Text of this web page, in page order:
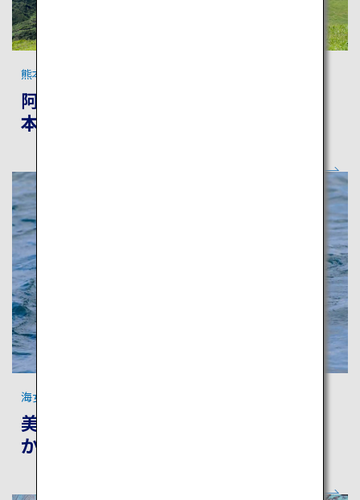
阿蘇の絶景、名湯、歴史遺産を巡る熊
本旅
熊本の絶景
美しい海と豊かな水産資源、鳥羽にし
かないオーセンティックな旅
海女に出会えるまち 鳥羽